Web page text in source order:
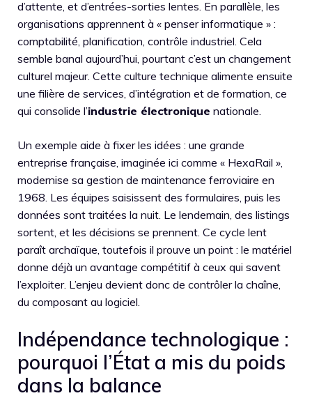
d’attente, et d’entrées-sorties lentes. En parallèle, les
organisations apprennent à « penser informatique » :
comptabilité, planification, contrôle industriel. Cela
semble banal aujourd’hui, pourtant c’est un changement
culturel majeur. Cette culture technique alimente ensuite
une filière de services, d’intégration et de formation, ce
qui consolide l’industrie électronique nationale.
Un exemple aide à fixer les idées : une grande
entreprise française, imaginée ici comme « HexaRail »,
modernise sa gestion de maintenance ferroviaire en
1968. Les équipes saisissent des formulaires, puis les
données sont traitées la nuit. Le lendemain, des listings
sortent, et les décisions se prennent. Ce cycle lent
paraît archaïque, toutefois il prouve un point : le matériel
donne déjà un avantage compétitif à ceux qui savent
l’exploiter. L’enjeu devient donc de contrôler la chaîne,
du composant au logiciel.
Indépendance technologique :
pourquoi l’État a mis du poids
dans la balance